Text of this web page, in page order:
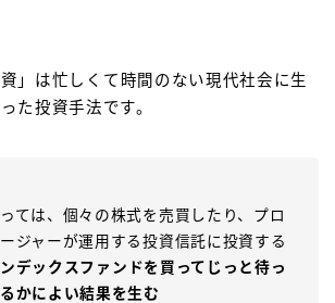
」 は忙しくて時間のない現代社会に生
た投資手法です。
ては、個々の株式を売買したり、プロ
ジャーが運用する投資信託に投資する
デックスファンドを買ってじっと待っ
かによい結果を生む